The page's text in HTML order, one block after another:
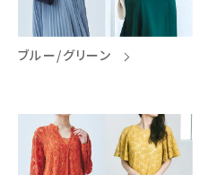
ブルー/グリーン